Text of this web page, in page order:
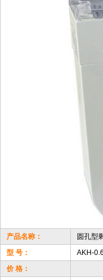
产品名称：
圆孔型
型 号：
AKH-
价 格：